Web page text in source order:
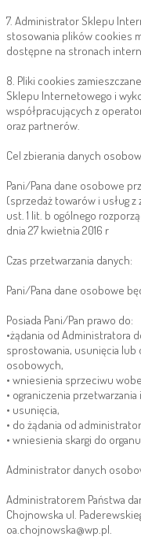
7. Administrator Sklepu
stosowania plików cookies
dostępne na stronach
8. Pliki cookies
Sklepu Internetowego i
współpracujących z
oraz partnerów.
Cel zbierania danych
Pani/Pana dane osobowe
(sprzedaż towarów i usług
ust. 1 lit. b ogólnego
dnia 27 kwietnia 2016 r
Czas przetwarzania danych:
Pani/Pana dane osobowe
Posiada Pani/Pan prawo do:
•żądania od Administratora
sprostowania, usunięcia lub
osobowych,
• wniesienia sprzeciwu
• ograniczenia
• usunięcia,
• do żądania od
• wniesienia skargi do
Administrator danych
Administratorem Państwa
Chojnowska ul.
oa.chojnowska@wp.pl.